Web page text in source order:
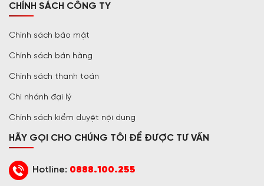
CHÍNH SÁCH CÔNG TY
Chính sách bảo mật
Chính sách bán hàng
Chính sách thanh toán
Chi nhánh đại lý
Chính sách kiểm duyệt nội dung
HÃY GỌI CHO CHÚNG TÔI ĐỂ ĐƯỢC TƯ VẤN
Hotline: 0888.100.255